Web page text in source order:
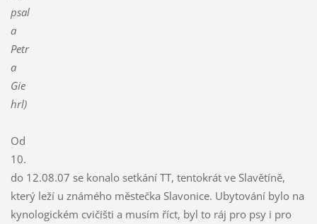
psal
a
Petr
a
Gie
hrl)
Od
10.
do 12.08.07 se konalo setkání TT, tentokrát ve Slavětíně,
který leží u známého městečka Slavonice. Ubytování bylo na
kynologickém cvičišti a musím říct, byl to ráj pro psy i pro